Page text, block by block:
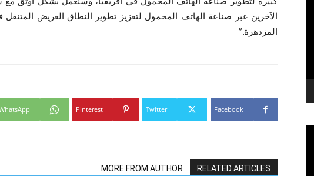
الآخرين عبر صناعة الهاتف المحمول لتعزيز تطوير النطاق العريض المتنقل
المزدهرة.”
Facebook
Twitter
Pinterest
RELATED ARTICLES
MORE FROM AUTHOR